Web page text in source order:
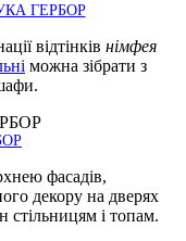
ГЕРБОР
відтінків німфея
можна зібрати з
фасадів,
декору на дверях
і топам.